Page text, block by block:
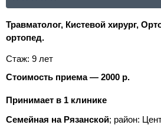
Травматолог, Кистевой хирург,
ортопед.
Стаж: 9 лет
Стоимость приема — 2000 р.
Принимает в 1 клинике
Семейная на Рязанской; район: